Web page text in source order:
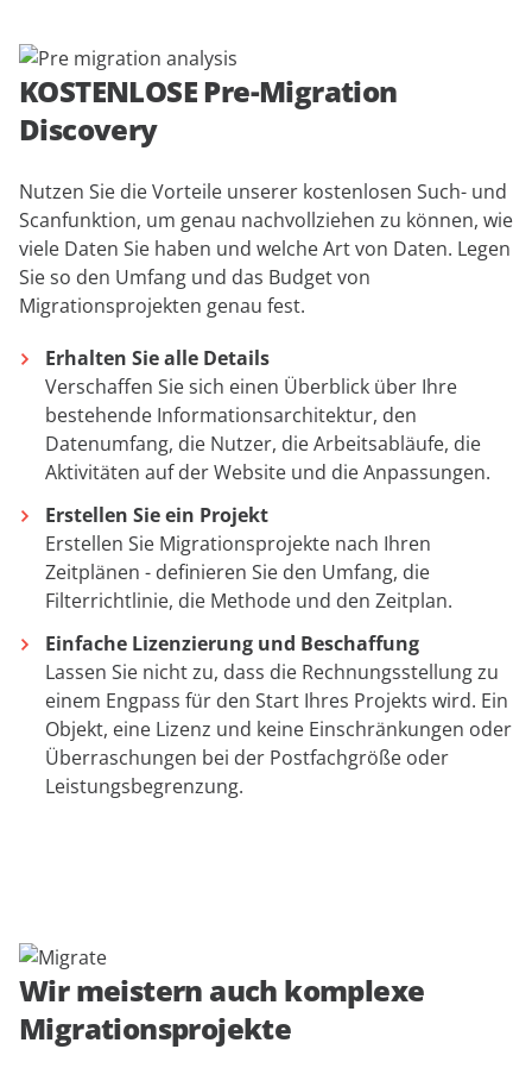
KOSTENLOSE Pre-Migration
Discovery
Nutzen Sie die Vorteile unserer kostenlosen Such- und
Scanfunktion, um genau nachvollziehen zu können, wie
viele Daten Sie haben und welche Art von Daten. Legen
Sie so den Umfang und das Budget von
Migrationsprojekten genau fest.
Erhalten Sie alle Details
Verschaffen Sie sich einen Überblick über Ihre
bestehende Informationsarchitektur, den
Datenumfang, die Nutzer, die Arbeitsabläufe, die
Aktivitäten auf der Website und die Anpassungen.
Erstellen Sie ein Projekt
Erstellen Sie Migrationsprojekte nach Ihren
Zeitplänen - definieren Sie den Umfang, die
Filterrichtlinie, die Methode und den Zeitplan.
Einfache Lizenzierung und Beschaffung
Lassen Sie nicht zu, dass die Rechnungsstellung zu
einem Engpass für den Start Ihres Projekts wird. Ein
Objekt, eine Lizenz und keine Einschränkungen oder
Überraschungen bei der Postfachgröße oder
Leistungsbegrenzung.
Wir meistern auch komplexe
Migrationsprojekte